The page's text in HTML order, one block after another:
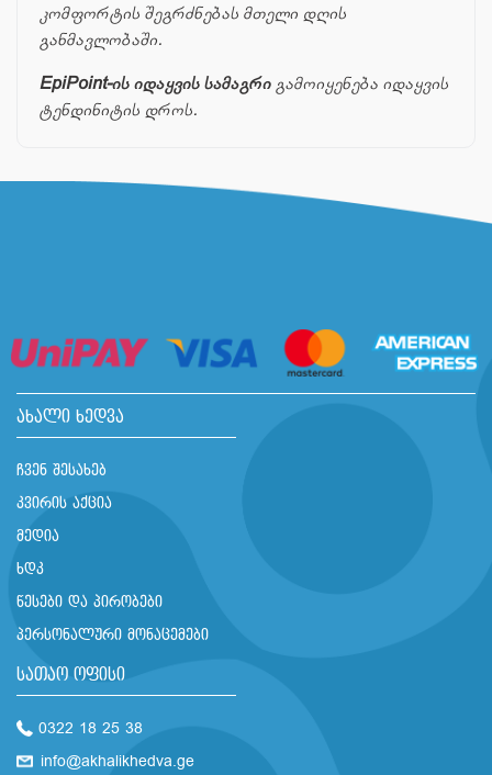
კომფორტის შეგრძნებას მთელი დღის
განმავლობაში.
EpiPoint-ის იდაყვის სამაგრი გამოიყენება იდაყვის
ტენდინიტის დროს.
ახალი ხედვა
ჩვენ შესახებ
კვირის აქცია
მედია
ხდკ
წესები და პირობები
პერსონალური მონაცემები
სათაო ოფისი
0322 18 25 38
info@akhalikhedva.ge